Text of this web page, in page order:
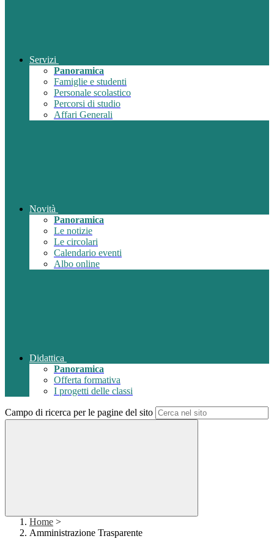
Servizi
Panoramica
Famiglie e studenti
Personale scolastico
Percorsi di studio
Affari Generali
Novità
Panoramica
Le notizie
Le circolari
Calendario eventi
Albo online
Didattica
Panoramica
Offerta formativa
I progetti delle classi
Campo di ricerca per le pagine del sito
Home >
Amministrazione Trasparente